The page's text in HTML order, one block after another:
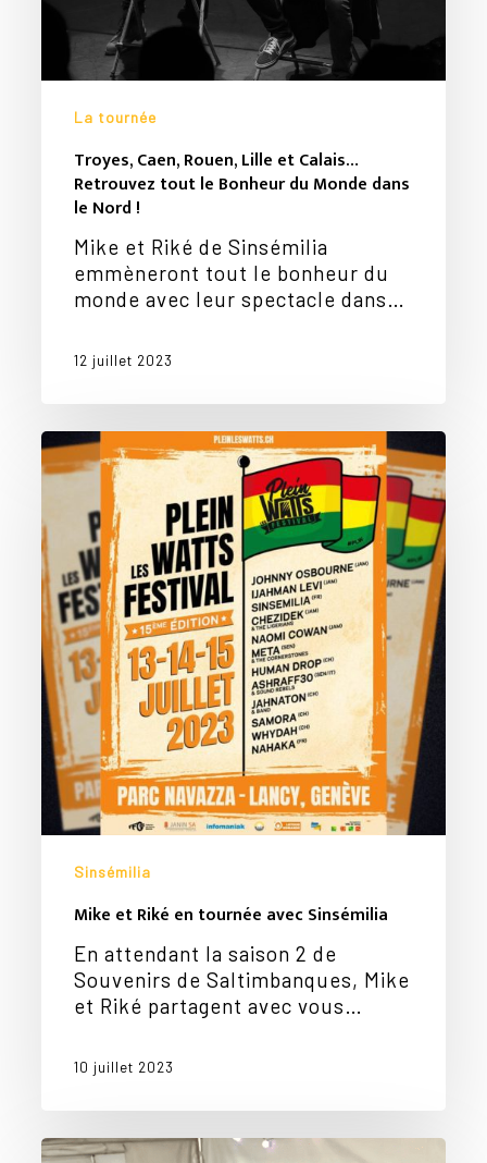
Go To Shop
Nord
La tournée
Troyes, Caen, Rouen, Lille et Calais…
Retrouvez tout le Bonheur du Monde dans
le Nord !
Mike et Riké de Sinsémilia
emmèneront tout le bonheur du
monde avec leur spectacle dans…
12 juillet 2023
Mike
et
en
tournée
avec
Sinsémilia
Sinsémilia
Mike et Riké en tournée avec Sinsémilia
En attendant la saison 2 de
Souvenirs de Saltimbanques, Mike
et Riké partagent avec vous…
10 juillet 2023
Mike